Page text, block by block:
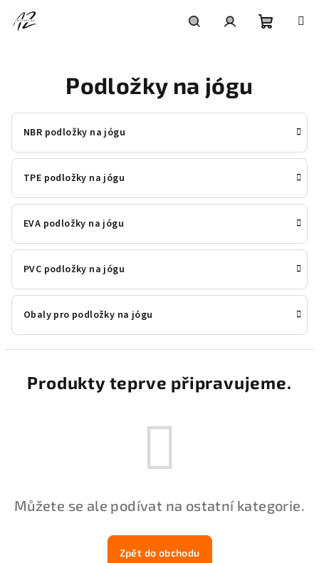
obsah
Podložky na jógu
NBR podložky na jógu
TPE podložky na jógu
EVA podložky na jógu
PVC podložky na jógu
Obaly pro podložky na jógu
Produkty teprve připravujeme.
Můžete se ale podívat na ostatní kategorie.
Zpět do obchodu